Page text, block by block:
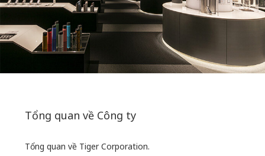
Tổng quan về Công ty
Tổng quan về Tiger Corporation.